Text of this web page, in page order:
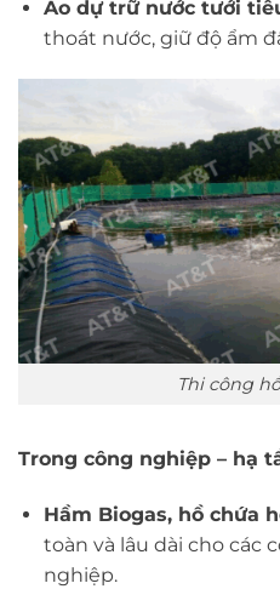
Ao dự trữ nước tưới
thoát nước, giữ độ ẩm
Thi công
Trong công nghiệp – hạ
Hầm Biogas, hồ chứa
toàn và lâu dài cho các
nghiệp.